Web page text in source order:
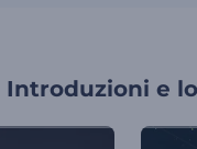
Introduzioni e